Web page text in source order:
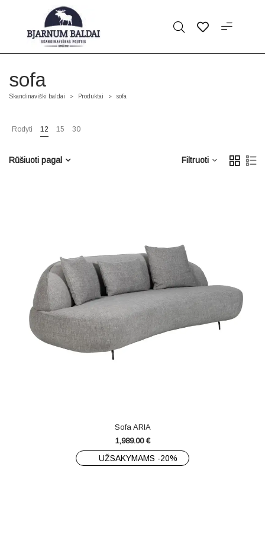
sofa
Skandinaviški baldai > Produktai > sofa
Rodyti 12 15 30
Filtruoti
Rūšiuoti pagal
Sofa ARIA
1,989.00 €
UŽSAKYMAMS -20%